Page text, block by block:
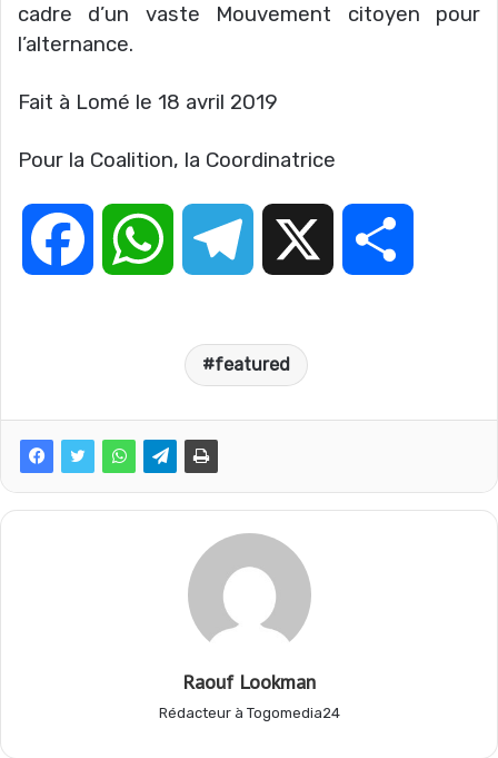
cadre d’un vaste Mouvement citoyen pour
l’alternance.
Fait à Lomé le 18 avril 2019
Pour la Coalition, la Coordinatrice
l
featured
Raouf Lookman
Rédacteur à Togomedia24